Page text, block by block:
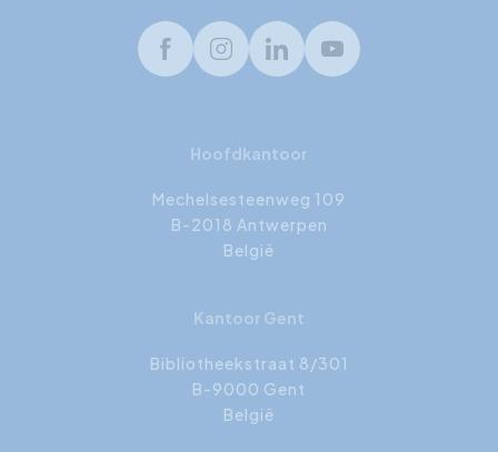
FacebookInstagramLinkedInYoutube
Hoofdkantoor
Mechelsesteenweg 109
B-2018 Antwerpen
België
Kantoor Gent
Bibliotheekstraat 8/301
B-9000 Gent
België